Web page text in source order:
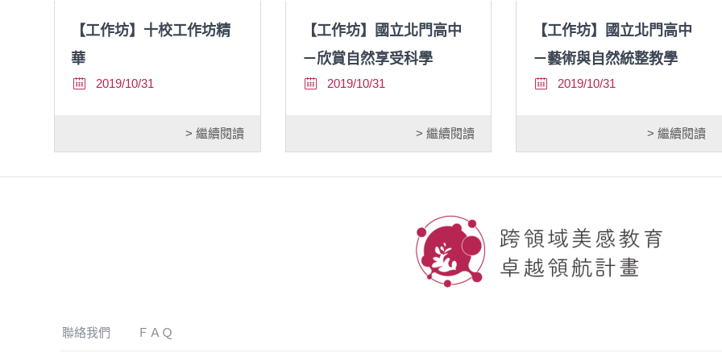
【工作坊】十校工作坊精
華
2019/10/31
> 繼續閱讀
【工作坊】國立北門高中
－欣賞自然享受科學
2019/10/31
> 繼續閱讀
【工作坊】國立北門高中
－藝術與自然統整教學
2019/10/31
> 繼續閱讀
聯絡我們 ＦＡＱ